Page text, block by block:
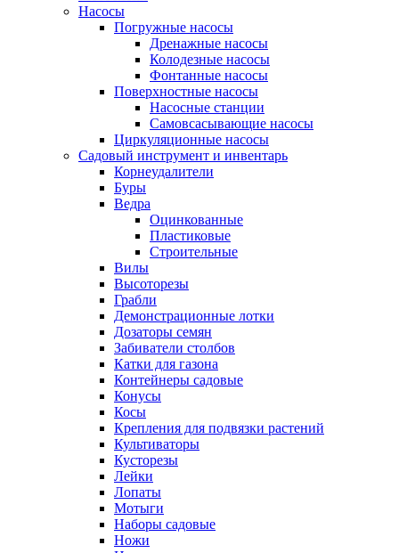
Насосы
Погружные насосы
Дренажные насосы
Колодезные насосы
Фонтанные насосы
Поверхностные насосы
Насосные станции
Самовсасывающие насосы
Циркуляционные насосы
Садовый инструмент и инвентарь
Корнеудалители
Буры
Ведра
Оцинкованные
Пластиковые
Строительные
Вилы
Высоторезы
Грабли
Демонстрационные лотки
Дозаторы семян
Забиватели столбов
Катки для газона
Контейнеры садовые
Конусы
Косы
Крепления для подвязки растений
Культиваторы
Кусторезы
Лейки
Лопаты
Мотыги
Наборы садовые
Ножи